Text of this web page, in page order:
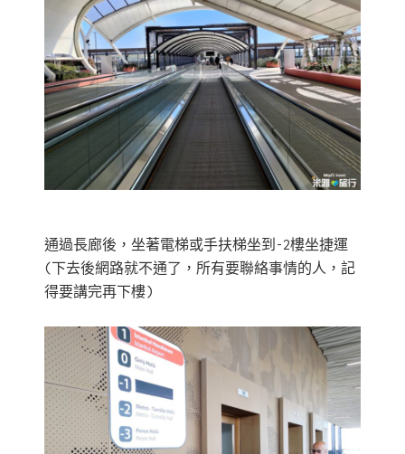
通過長廊後，坐著電梯或手扶梯坐到-2樓坐捷運
(下去後網路就不通了，所有要聯絡事情的人，記
得要講完再下樓)